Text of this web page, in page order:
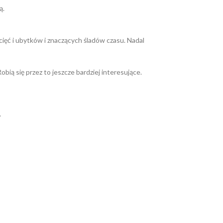
i ubytków i znaczących śladów czasu. Nadal
się przez to jeszcze bardziej interesujące.